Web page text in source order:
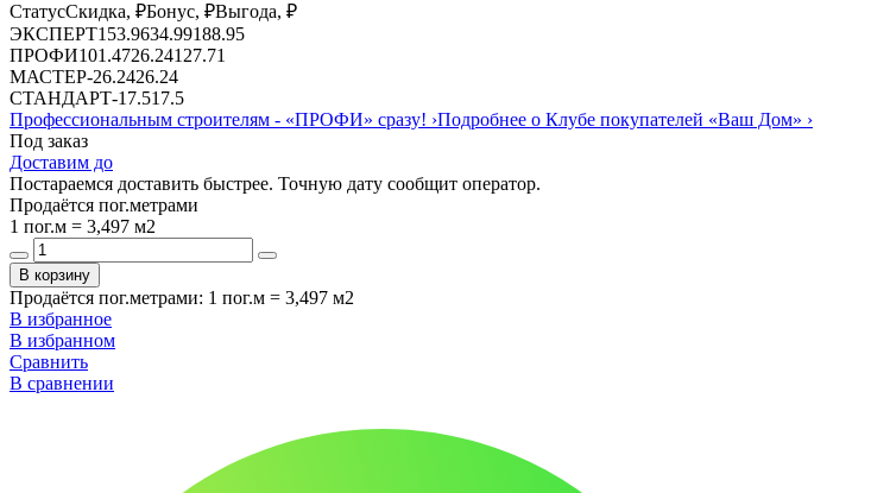
СтатусСкидка, ₽Бонус, ₽Выгода, ₽
ЭКСПЕРТ153.9634.99188.95
ПРОФИ101.4726.24127.71
МАСТЕР-26.2426.24
СТАНДАРТ-17.517.5
Профессиональным строителям - «ПРОФИ» сразу! ›Подробнее о Клубе покупателей «Ваш Дом» ›
Под заказ
Доставим до
Постараемся доставить быстрее. Точную дату сообщит оператор.
Продаётся пог.метрами
1 пог.м = 3,497 м2
В корзину
Продаётся пог.метрами: 1 пог.м = 3,497 м2
В избранное
В избранном
Сравнить
В сравнении